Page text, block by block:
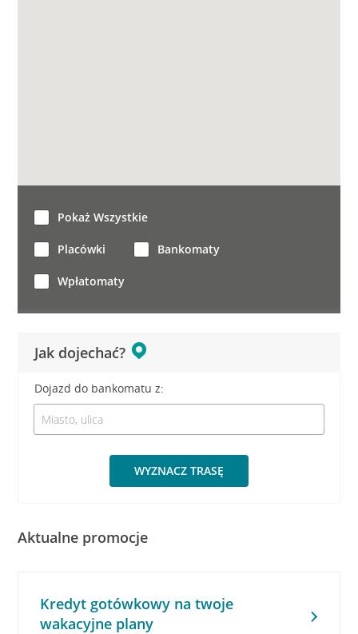
Jak dojechać?
Dojazd do bankomatu z:
WYZNACZ TRASĘ
Pokaż Wszystkie
Placówki Bankomaty
Wpłatomaty
Aktualne promocje
Kredyt gotówkowy na twoje
wakacyjne plany